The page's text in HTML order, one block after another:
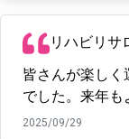
リハビリサ
皆さんが楽しく
でした。来年も
2025/09/29